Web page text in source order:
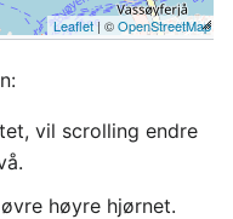
Leaflet| ©OpenStreetMap
vil scrolling endre
høyre hjørnet.